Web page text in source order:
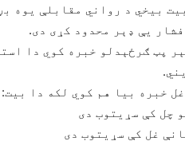
بیخي د رواني مقابلې یوه
یې ډېر محدود کړی دی.
پټ ګرځېدلو خبره کوي دا
خبره بیا هم کوي لکه دا بیت:
چل کې سړیتوب دی
غل کې سړیتوب دی